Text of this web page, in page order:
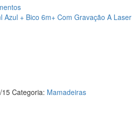
+ Bico 6m+ Com Gravação A Laser
15 Categoria: Mamadeiras